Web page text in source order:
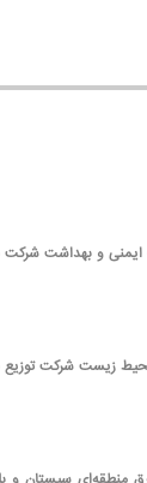
ایمنی و بهداشت شرکت